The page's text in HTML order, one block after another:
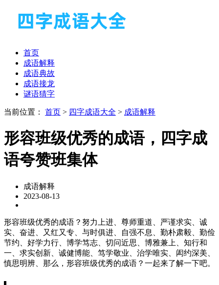
首页
成语解释
成语典故
成语接龙
谜语猜字
当前位置： 首页 > 四字成语大全 > 成语解释
形容班级优秀的成语，四字成
语夸赞班集体
成语解释
2023-08-13
形容班级优秀的成语？努力上进、尊师重道、严谨求实、诚
实、奋进、又红又专、与时俱进、自强不息、勤朴肃毅、勤俭
节约、好学力行、博学笃志、切问近思、博雅兼上、知行和
一、求实创新、诚健博能、笃学敬业、治学唯实、闳约深美、
慎思明辨、那么，形容班级优秀的成语？一起来了解一下吧。